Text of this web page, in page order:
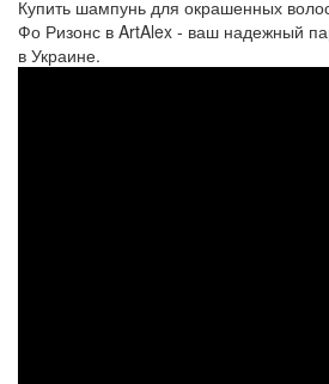
Купить шампунь для окрашенных
Фо Ризонс в ArtAlex - ваш надежный
в Украине.